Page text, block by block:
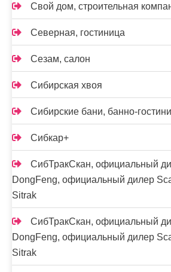
Свой дом, строительная
Северная, гостиница
Сезам, салон
Сибирская хвоя
Сибирские бани, банно-
Сибкар+
СибТракСкан, официальный
DongFeng, официальный дилер
Sitrak
СибТракСкан, официальный
DongFeng, официальный дилер
Sitrak